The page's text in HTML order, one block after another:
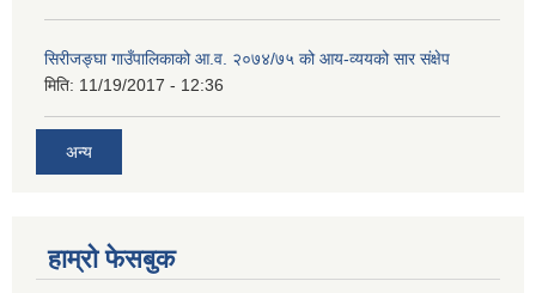
सिरीजङ्घा गाउँपालिकाको आ.व. २०७४/७५ को आय-व्ययको सार संक्षेप
मिति: 11/19/2017 - 12:36
अन्य
हाम्रो फेसबुक